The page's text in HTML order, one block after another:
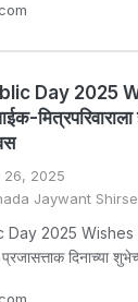
Day 2025
26, 2025
Jaywant
2025 Wishes :
दिनाच्या